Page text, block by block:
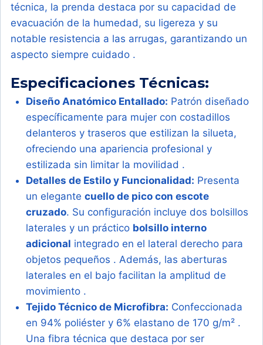
técnica, la prenda destaca por su capacidad de
evacuación de la humedad, su ligereza y su
notable resistencia a las arrugas, garantizando un
aspecto siempre cuidado .
Especificaciones Técnicas:
Diseño Anatómico Entallado: Patrón diseñado
específicamente para mujer con costadillos
delanteros y traseros que estilizan la silueta,
ofreciendo una apariencia profesional y
estilizada sin limitar la movilidad .
Detalles de Estilo y Funcionalidad: Presenta
un elegante cuello de pico con escote
cruzado. Su configuración incluye dos bolsillos
laterales y un práctico bolsillo interno
adicional integrado en el lateral derecho para
objetos pequeños . Además, las aberturas
laterales en el bajo facilitan la amplitud de
movimiento .
Tejido Técnico de Microfibra: Confeccionada
en 94% poliéster y 6% elastano de 170 g/m² .
Una fibra técnica que destaca por ser